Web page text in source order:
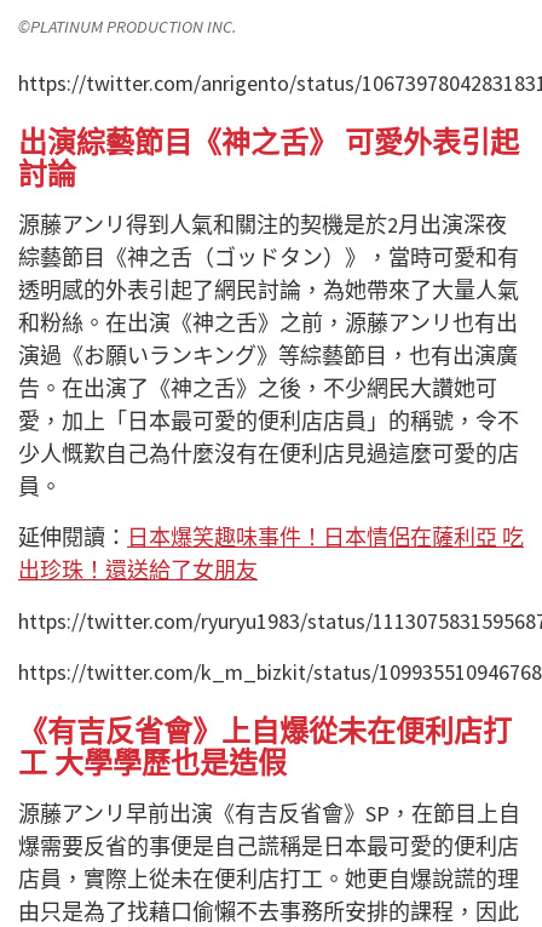
©PLATINUM PRODUCTION INC.
https://twitter.com/anrigento/status/
出演綜藝節目《神之舌》 可愛外表引起
討論
源藤アンリ得到人氣和關注的契機是於2月出演深夜
綜藝節目《神之舌（ゴッドタン）》，當時可愛和有
透明感的外表引起了網民討論，為她帶來了大量人氣
和粉絲。在出演《神之舌》之前，源藤アンリ也有出
演過《お願いランキング》等綜藝節目，也有出演廣
告。在出演了《神之舌》之後，不少網民大讚她可
愛，加上「日本最可愛的便利店店員」的稱號，令不
少人慨歎自己為什麼沒有在便利店見過這麼可愛的店
員。
延伸閱讀： 日本爆笑趣味事件！日本情侶在薩利亞 吃
出珍珠！還送給了女朋友
https://twitter.com/ryuryu1983/status/
https://twitter.com/k_m_bizkit/status/
《有吉反省會》上自爆從未在便利店打
工 大學學歷也是造假
源藤アンリ早前出演《有吉反省會》SP，在節目上自
爆需要反省的事便是自己謊稱是日本最可愛的便利店
店員，實際上從未在便利店打工。她更自爆說謊的理
由只是為了找藉口偷懶不去事務所安排的課程，因此